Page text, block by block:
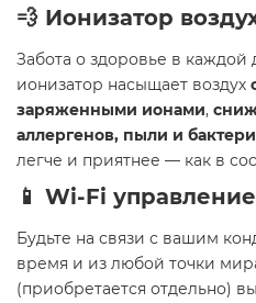
💨 Ионизатор
Забота о здоровье в каждой
ионизатор насыщает воздух
заряженными ионами,
аллергенов, пыли и
легче и приятнее — как в
📱 Wi-Fi
Будьте на связи с вашим
время и из любой точки
(приобретается отдельно)